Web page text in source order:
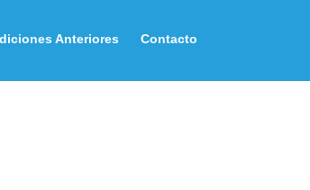
Anteriores Contacto